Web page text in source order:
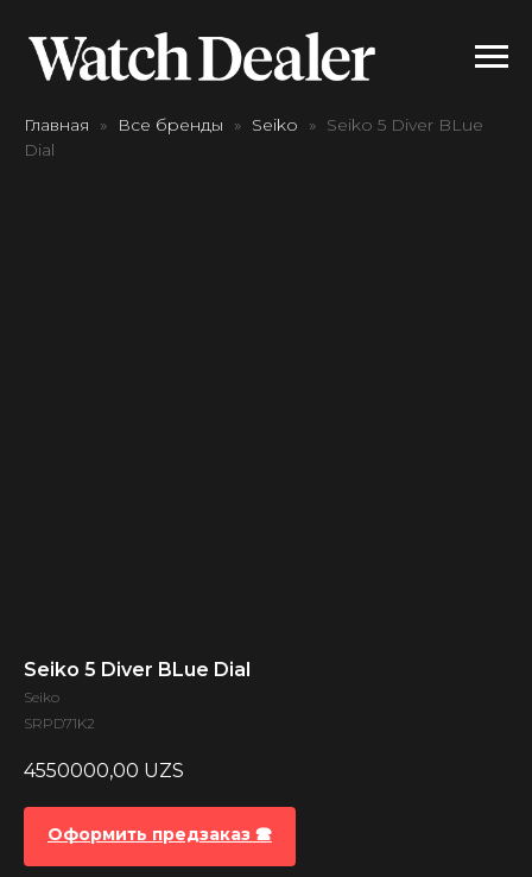
Главная Все бренды Seiko
Seiko 5 Diver BLue
Dial
Seiko 5 Diver BLue Dial
Seiko
SRPD71K2
4550000,00 UZS
Оформить предзаказ 🕿